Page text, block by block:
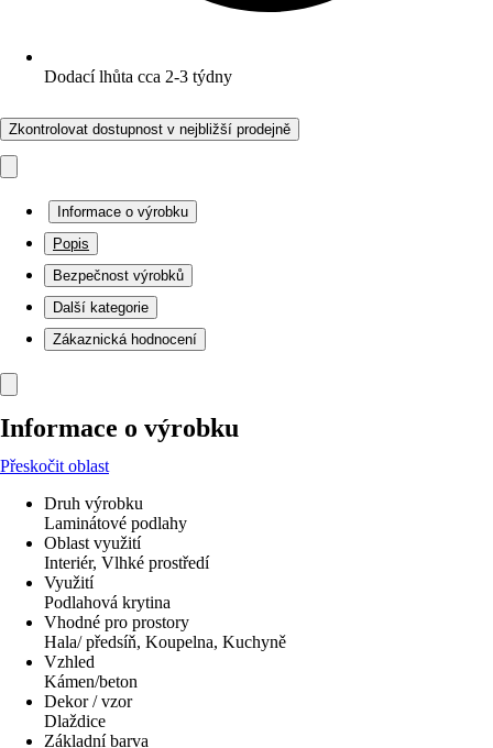
Dodací lhůta cca 2-3 týdny
Zkontrolovat dostupnost v nejbližší prodejně
Informace o výrobku
Popis
Bezpečnost výrobků
Další kategorie
Zákaznická hodnocení
Informace o výrobku
Přeskočit oblast
Druh výrobku
Laminátové podlahy
Oblast využití
Interiér, Vlhké prostředí
Využití
Podlahová krytina
Vhodné pro prostory
Hala/ předsíň, Koupelna, Kuchyně
Vzhled
Kámen/beton
Dekor / vzor
Dlaždice
Základní barva